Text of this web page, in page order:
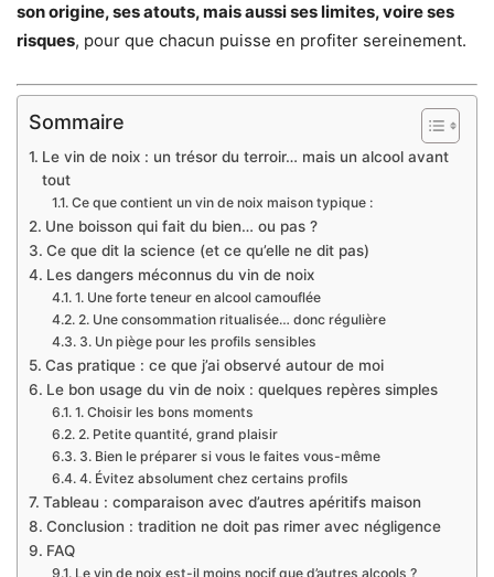
son origine, ses atouts, mais aussi ses limites, voire ses
risques, pour que chacun puisse en profiter sereinement.
Sommaire
Le vin de noix : un trésor du terroir… mais un alcool avant
tout
Ce que contient un vin de noix maison typique :
Une boisson qui fait du bien… ou pas ?
Ce que dit la science (et ce qu’elle ne dit pas)
Les dangers méconnus du vin de noix
1. Une forte teneur en alcool camouflée
2. Une consommation ritualisée… donc régulière
3. Un piège pour les profils sensibles
Cas pratique : ce que j’ai observé autour de moi
Le bon usage du vin de noix : quelques repères simples
1. Choisir les bons moments
2. Petite quantité, grand plaisir
3. Bien le préparer si vous le faites vous-même
4. Évitez absolument chez certains profils
Tableau : comparaison avec d’autres apéritifs maison
Conclusion : tradition ne doit pas rimer avec négligence
FAQ
Le vin de noix est-il moins nocif que d’autres alcools ?